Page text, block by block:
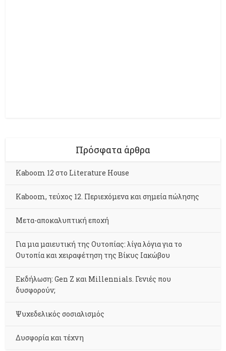
Πρόσφατα άρθρα
Kaboom 12 στο Literature House
Kaboom, τεύχος 12. Περιεχόμενα και σημεία πώλησης
Μετα-αποκαλυπτική εποχή
Για μια μαιευτική της Ουτοπίας: λίγα λόγια για το
Ουτοπία και χειραφέτηση της Βίκυς Ιακώβου
Εκδήλωση: Gen Z και Millennials. Γενιές που
δυσφορούν;
Ψυχεδελικός σοσιαλισμός
Δυσφορία και τέχνη